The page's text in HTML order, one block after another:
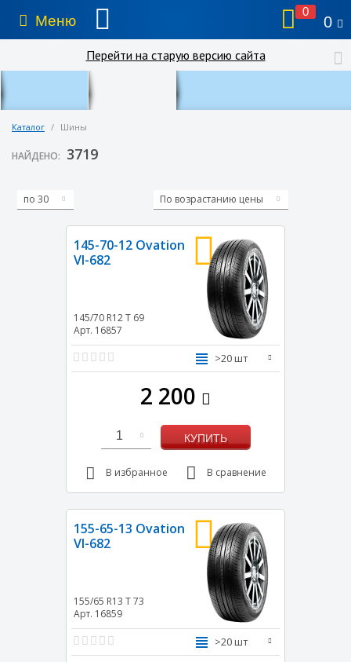
Меню
0
0
Перейти на старую версию сайта
Каталог / Шины
НАЙДЕНО: 3719
по 30 По возрастанию цены
145-70-12 Ovation
VI-682
145/70 R12T 69
Арт. 16857
>20 шт
2 200
1 КУПИТЬ
В избранное В сравнение
155-65-13 Ovation
VI-682
155/65 R13 T73
Арт. 16859
>20 шт